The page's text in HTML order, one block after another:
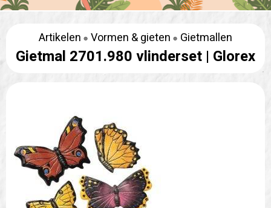
Artikelen Vormen & gieten Gietmallen
Gietmal 2701.980 vlinderset | Glorex